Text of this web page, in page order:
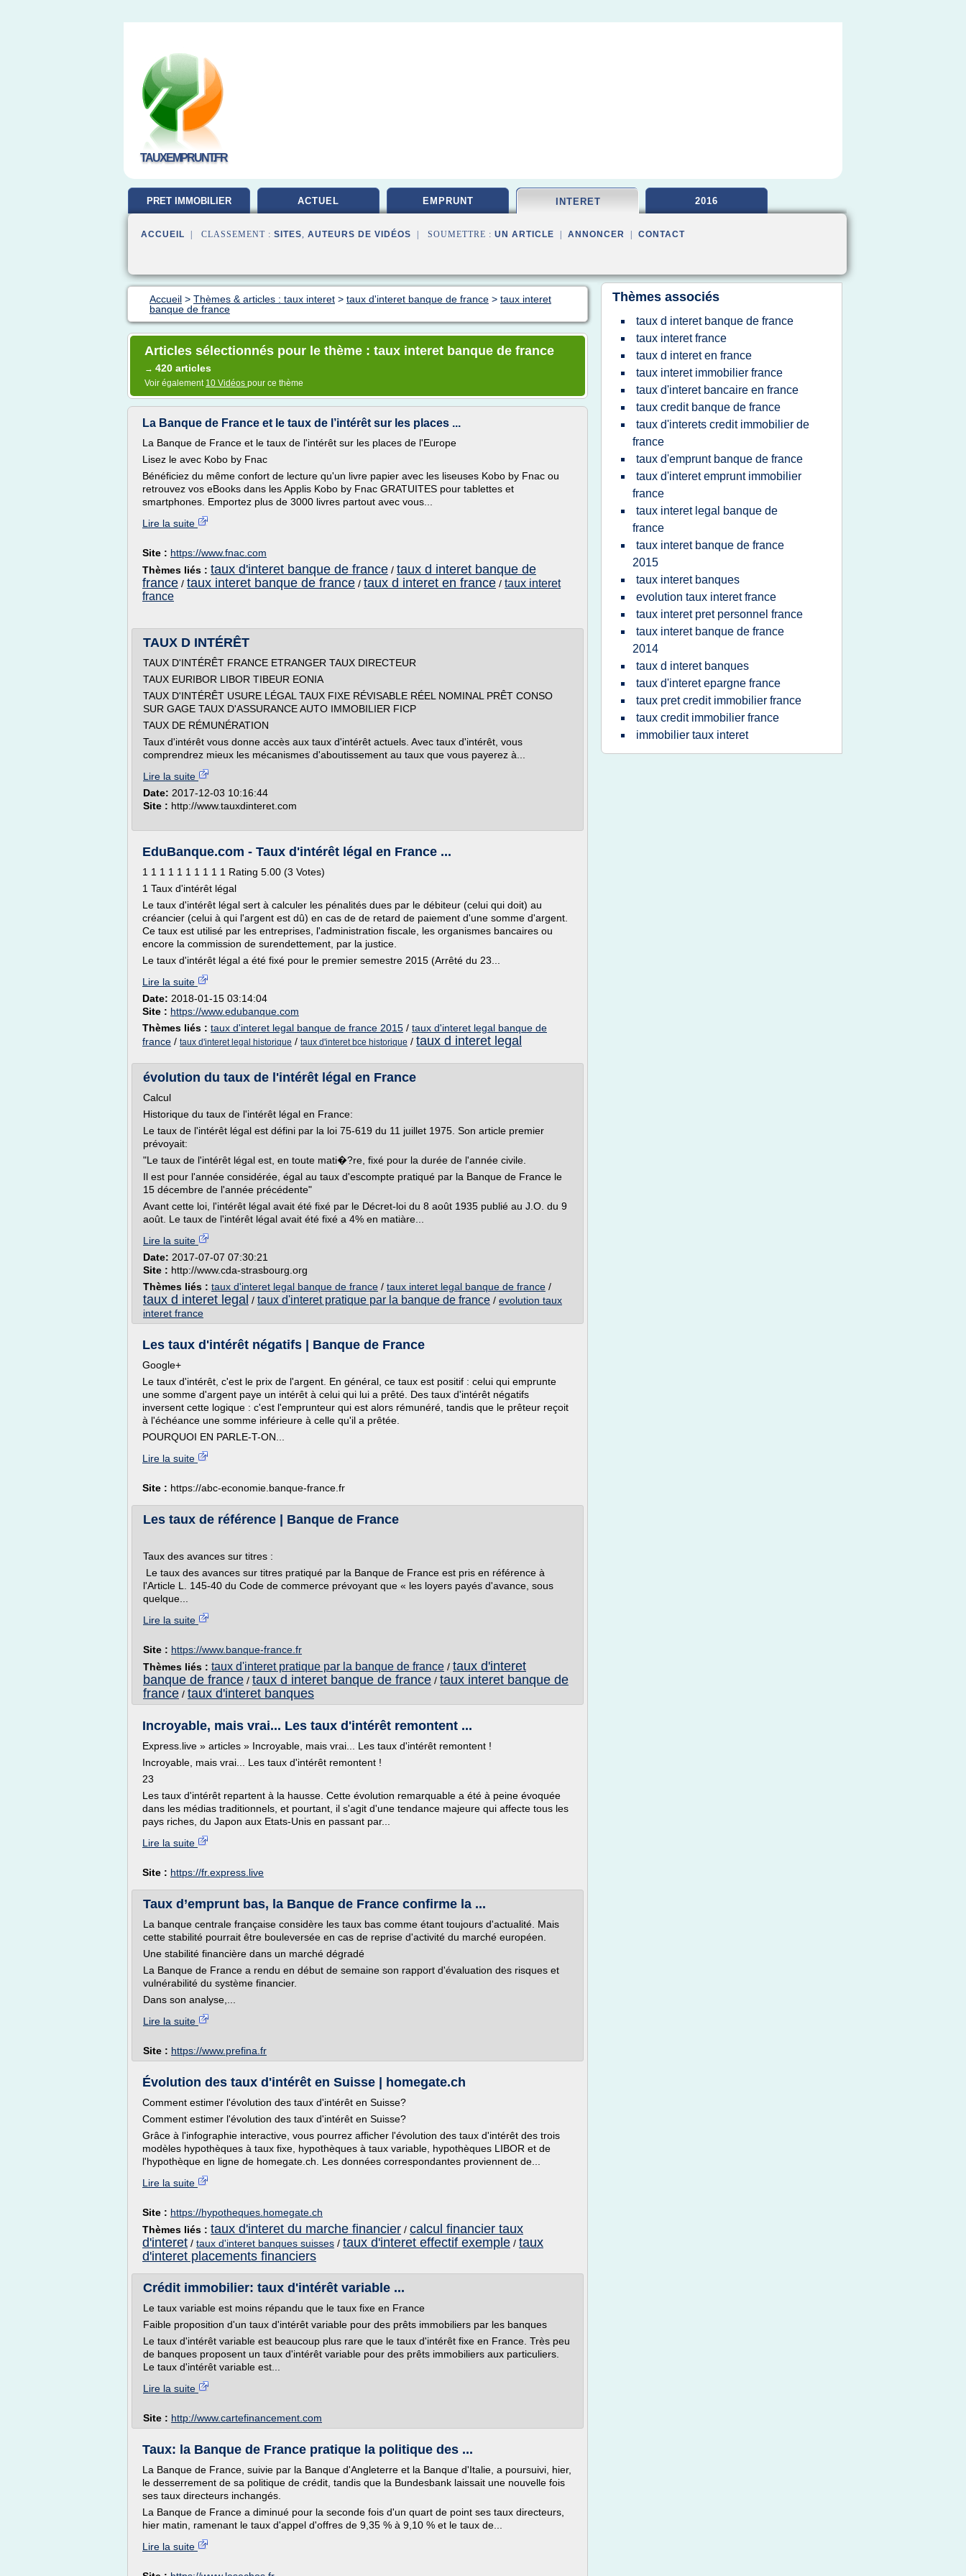
TAUXEMPRUNT.FR
PRET IMMOBILIER ACTUEL EMPRUNT INTERET 2016
ACCUEIL | CLASSEMENT : SITES, AUTEURS DE VIDÉOS | SOUMETTRE : UN ARTICLE ANNONCER CONTACT
Accueil > Thèmes & articles : taux interet > taux d'interet banque de france > taux interet
banque de france
Articles sélectionnés pour le thème : taux interet banque de france
→ 420 articles
Voir également 10 Vidéos pour ce thème
La Banque de France et le taux de l’intérêt sur les places ...
La Banque de France et le taux de l'intérêt sur les places de l'Europe
Lisez le avec Kobo by Fnac
Bénéficiez du même confort de lecture qu'un livre papier avec les liseuses Kobo by Fnac ou
retrouvez vos eBooks dans les Applis Kobo by Fnac GRATUITES pour tablettes et
smartphones. Emportez plus de 3000 livres partout avec vous...
Lire la suite
Site : https://www.fnac.com
Thèmes liés : taux d'interet banque de france / taux d interet banque de
france / taux interet banque de france / taux d interet en france / taux interet
france
TAUX D INTÉRÊT
TAUX D'INTÉRÊT FRANCE ETRANGER TAUX DIRECTEUR
TAUX EURIBOR LIBOR TIBEUR EONIA
TAUX D'INTÉRÊT USURE LÉGAL TAUX FIXE RÉVISABLE RÉEL NOMINAL PRÊT CONSO
SUR GAGE TAUX D'ASSURANCE AUTO IMMOBILIER FICP
TAUX DE RÉMUNÉRATION
Taux d'intérêt vous donne accès aux taux d'intérêt actuels. Avec taux d'intérêt, vous
comprendrez mieux les mécanismes d'aboutissement au taux que vous payerez à...
Lire la suite
Date: 2017-12-03 10:16:44
Site : http://www.tauxdinteret.com
EduBanque.com - Taux d'intérêt légal en France ...
1 1 1 1 1 1 1 1 1 1 Rating 5.00 (3 Votes)
1 Taux d'intérêt légal
Le taux d'intérêt légal sert à calculer les pénalités dues par le débiteur (celui qui doit) au
créancier (celui à qui l'argent est dû) en cas de de retard de paiement d'une somme d'argent.
Ce taux est utilisé par les entreprises, l'administration fiscale, les organismes bancaires ou
encore la commission de surendettement, par la justice.
Le taux d'intérêt légal a été fixé pour le premier semestre 2015 (Arrêté du 23...
Lire la suite
Date: 2018-01-15 03:14:04
Site : https://www.edubanque.com
Thèmes liés : taux d'interet legal banque de france 2015 / taux d'interet legal banque de
france / taux d'interet legal historique / taux d'interet bce historique / taux d interet legal
évolution du taux de l'intérêt légal en France
Calcul
Historique du taux de l'intérêt légal en France:
Le taux de l'intérêt légal est défini par la loi 75-619 du 11 juillet 1975. Son article premier
prévoyait:
"Le taux de l'intérêt légal est, en toute mati�?re, fixé pour la durée de l'année civile.
Il est pour l'année considérée, égal au taux d'escompte pratiqué par la Banque de France le
15 décembre de l'année précédente"
Avant cette loi, l'intérêt légal avait été fixé par le Décret-loi du 8 août 1935 publié au J.O. du 9
août. Le taux de l'intérêt légal avait été fixé a 4% en matiàre...
Lire la suite
Date: 2017-07-07 07:30:21
Site : http://www.cda-strasbourg.org
Thèmes liés : taux d'interet legal banque de france / taux interet legal banque de france /
taux d interet legal / taux d'interet pratique par la banque de france / evolution taux
interet france
Les taux d'intérêt négatifs | Banque de France
Google+
Le taux d'intérêt, c'est le prix de l'argent. En général, ce taux est positif : celui qui emprunte
une somme d'argent paye un intérêt à celui qui lui a prêté. Des taux d'intérêt négatifs
inversent cette logique : c'est l'emprunteur qui est alors rémunéré, tandis que le prêteur reçoit
à l'échéance une somme inférieure à celle qu'il a prêtée.
POURQUOI EN PARLE-T-ON...
Lire la suite
Site : https://abc-economie.banque-france.fr
Les taux de référence | Banque de France
Taux des avances sur titres :
Le taux des avances sur titres pratiqué par la Banque de France est pris en référence à
l'Article L. 145-40 du Code de commerce prévoyant que « les loyers payés d'avance, sous
quelque...
Lire la suite
Site : https://www.banque-france.fr
Thèmes liés : taux d'interet pratique par la banque de france / taux d'interet
banque de france / taux d interet banque de france / taux interet banque de
france / taux d'interet banques
Incroyable, mais vrai... Les taux d'intérêt remontent ...
Express.live » articles » Incroyable, mais vrai... Les taux d'intérêt remontent !
Incroyable, mais vrai... Les taux d'intérêt remontent !
23
Les taux d'intérêt repartent à la hausse. Cette évolution remarquable a été à peine évoquée
dans les médias traditionnels, et pourtant, il s'agit d'une tendance majeure qui affecte tous les
pays riches, du Japon aux Etats-Unis en passant par...
Lire la suite
Site : https://fr.express.live
Taux d’emprunt bas, la Banque de France confirme la ...
La banque centrale française considère les taux bas comme étant toujours d'actualité. Mais
cette stabilité pourrait être bouleversée en cas de reprise d'activité du marché européen.
Une stabilité financière dans un marché dégradé
La Banque de France a rendu en début de semaine son rapport d'évaluation des risques et
vulnérabilité du système financier.
Dans son analyse,...
Lire la suite
Site : https://www.prefina.fr
Évolution des taux d'intérêt en Suisse | homegate.ch
Comment estimer l'évolution des taux d'intérêt en Suisse?
Comment estimer l'évolution des taux d'intérêt en Suisse?
Grâce à l'infographie interactive, vous pourrez afficher l'évolution des taux d'intérêt des trois
modèles hypothèques à taux fixe, hypothèques à taux variable, hypothèques LIBOR et de
l'hypothèque en ligne de homegate.ch. Les données correspondantes proviennent de...
Lire la suite
Site : https://hypotheques.homegate.ch
Thèmes liés : taux d'interet du marche financier / calcul financier taux
d'interet / taux d'interet banques suisses / taux d'interet effectif exemple / taux
d'interet placements financiers
Crédit immobilier: taux d'intérêt variable ...
Le taux variable est moins répandu que le taux fixe en France
Faible proposition d'un taux d'intérêt variable pour des prêts immobiliers par les banques
Le taux d'intérêt variable est beaucoup plus rare que le taux d'intérêt fixe en France. Très peu
de banques proposent un taux d'intérêt variable pour des prêts immobiliers aux particuliers.
Le taux d'intérêt variable est...
Lire la suite
Site : http://www.cartefinancement.com
Taux: la Banque de France pratique la politique des ...
La Banque de France, suivie par la Banque d'Angleterre et la Banque d'Italie, a poursuivi, hier,
le desserrement de sa politique de crédit, tandis que la Bundesbank laissait une nouvelle fois
ses taux directeurs inchangés.
La Banque de France a diminué pour la seconde fois d'un quart de point ses taux directeurs,
hier matin, ramenant le taux d'appel d'offres de 9,35 % à 9,10 % et le taux de...
Lire la suite
Thèmes associés
taux d interet banque de france
taux interet france
taux d interet en france
taux interet immobilier france
taux d'interet bancaire en france
taux credit banque de france
taux d'interets credit immobilier de
france
taux d'emprunt banque de france
taux d'interet emprunt immobilier
france
taux interet legal banque de
france
taux interet banque de france
2015
taux interet banques
evolution taux interet france
taux interet pret personnel france
taux interet banque de france
2014
taux d interet banques
taux d'interet epargne france
taux pret credit immobilier france
taux credit immobilier france
immobilier taux interet